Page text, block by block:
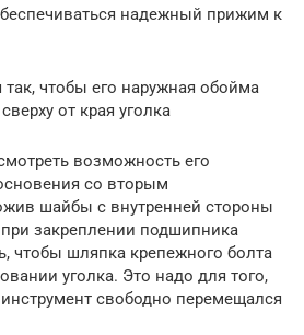
надежный прижим к
чтобы его наружная обойма
от края уголка
возможность его
со вторым
шайбы с внутренней стороны
закреплении подшипника
чтобы шляпка крепежного болта
уголка. Это надо для того,
свободно перемещался